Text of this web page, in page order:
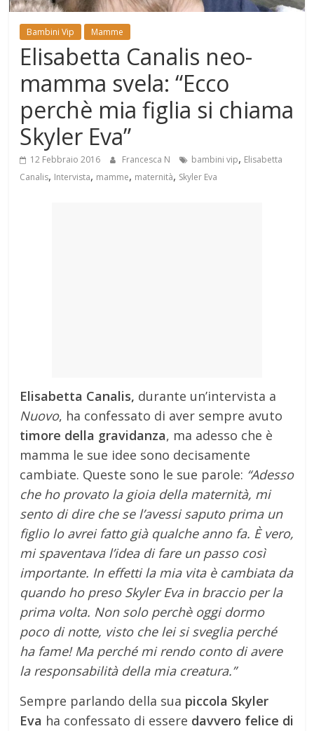
Mondo
Bambini Vip Mamme
Elisabetta Canalis neo-
mamma svela: “Ecco
perchè mia figlia si chiama
Skyler Eva”
12 Febbraio 2016 Francesca N bambini vip, Elisabetta
Canalis, Intervista, mamme, maternità, Skyler Eva
Elisabetta Canalis, durante un’intervista a
Nuovo, ha confessato di aver sempre avuto
timore della gravidanza, ma adesso che è
mamma le sue idee sono decisamente
cambiate. Queste sono le sue parole: “Adesso
che ho provato la gioia della maternità, mi
sento di dire che se l’avessi saputo prima un
figlio lo avrei fatto già qualche anno fa. È vero,
mi spaventava l’idea di fare un passo così
importante. In effetti la mia vita è cambiata da
quando ho preso Skyler Eva in braccio per la
prima volta. Non solo perchè oggi dormo
poco di notte, visto che lei si sveglia perché
ha fame! Ma perché mi rendo conto di avere
la responsabilità della mia creatura.”
Sempre parlando della sua piccola Skyler
Eva ha confessato di essere davvero felice di